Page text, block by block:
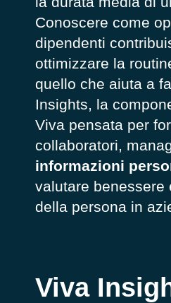
Conoscere come
dipendenti
ottimizzare la
quello che aiuta a
Insights, la
Viva pensata per
collaboratori,
informazioni
valutare benessere
della persona in
Viva